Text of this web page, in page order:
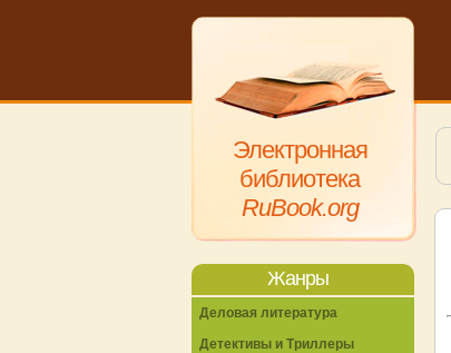
Электронная
библиотека
RuBook.org
Жанры
Деловая литература
Детективы и Триллеры